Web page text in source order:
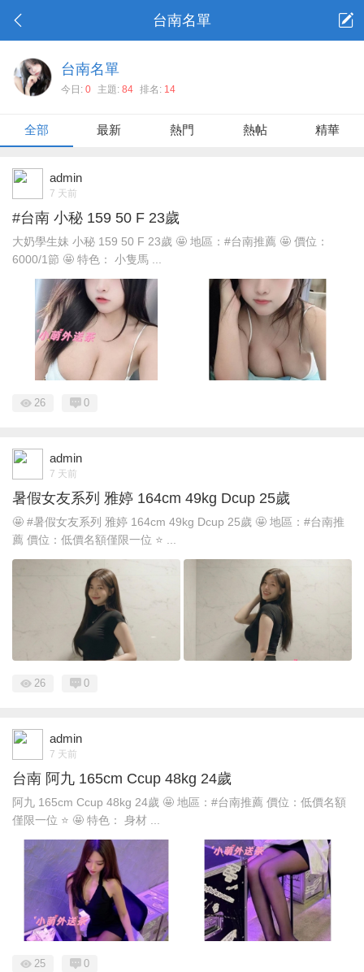
台南名單
台南名單
今日: 0 主題: 84 排名: 14
全部 最新 熱門 熱帖 精華
admin
7 天前
#台南 小秘 159 50 F 23歲
大奶學生妹 小秘 159 50 F 23歲 🤩 地區：#台南推薦 🤩 價位：
6000/1節 🤩 特色： 小隻馬 ...
26 0
admin
7 天前
暑假女友系列 雅婷 164cm 49kg Dcup 25歲
🤩 #暑假女友系列 雅婷 164cm 49kg Dcup 25歲 🤩 地區：#台南推
薦 價位：低價名額僅限一位 ⭐ ...
26 0
admin
7 天前
台南 阿九 165cm Ccup 48kg 24歲
阿九 165cm Ccup 48kg 24歲 🤩 地區：#台南推薦 價位：低價名額
僅限一位 ⭐ 🤩 特色： 身材 ...
25 0